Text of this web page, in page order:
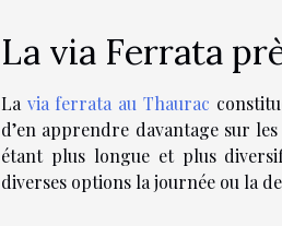
La via Ferrata
La via ferrata au Thaurac
d’en apprendre davantage sur
étant plus longue et plus
diverses options la journée ou la